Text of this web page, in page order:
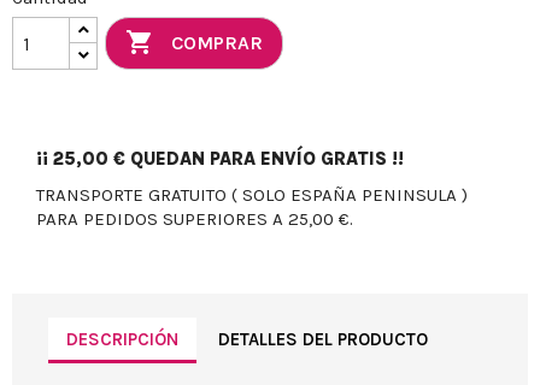
 COMPRAR
¡¡ 25,00 € QUEDAN PARA ENVÍO GRATIS !!
TRANSPORTE GRATUITO ( SOLO ESPAÑA PENINSULA )
PARA PEDIDOS SUPERIORES A 25,00 €.
DESCRIPCIÓN DETALLES DEL PRODUCTO